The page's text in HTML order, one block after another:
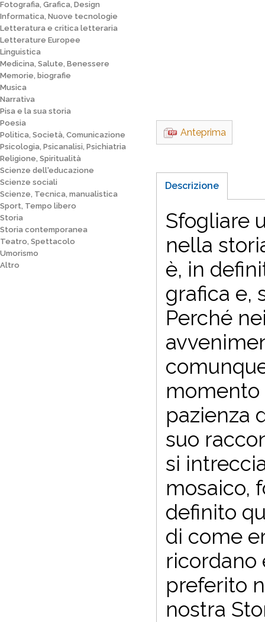
Fotografia, Grafica, Design
Informatica, Nuove tecnologie
Letteratura e critica letteraria
Letterature Europee
Linguistica
Medicina, Salute, Benessere
Memorie, biografie
Musica
Narrativa
Pisa e la sua storia
Poesia
Politica, Società, Comunicazione
Psicologia, Psicanalisi, Psichiatria
Religione, Spiritualità
Scienze dell'educazione
Scienze sociali
Scienze, Tecnica, manualistica
Sport, Tempo libero
Storia
Storia contemporanea
Teatro, Spettacolo
Umorismo
Altro
Anteprima
Descrizione
Sfogliare
nella
è, in
grafica e,
Perché
momento
pazienza
suo
si
mosaico,
definito
di come
ricordano
preferito
nostra